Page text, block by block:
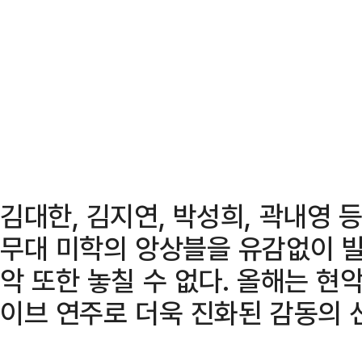
김대한, 김지연, 박성희, 곽내영
무대 미학의 앙상블을 유감없이
악 또한 놓칠 수 없다. 올해는 현
이브 연주로 더욱 진화된 감동의